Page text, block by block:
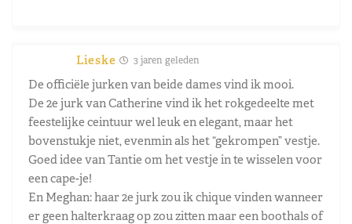
Lieske 3 jaren geleden
De officiële jurken van beide dames vind ik mooi.
De 2e jurk van Catherine vind ik het rokgedeelte met
feestelijke ceintuur wel leuk en elegant, maar het
bovenstukje niet, evenmin als het “gekrompen” vestje.
Goed idee van Tantie om het vestje in te wisselen voor
een cape-je!
En Meghan: haar 2e jurk zou ik chique vinden wanneer
er geen halterkraag op zou zitten maar een boothals of